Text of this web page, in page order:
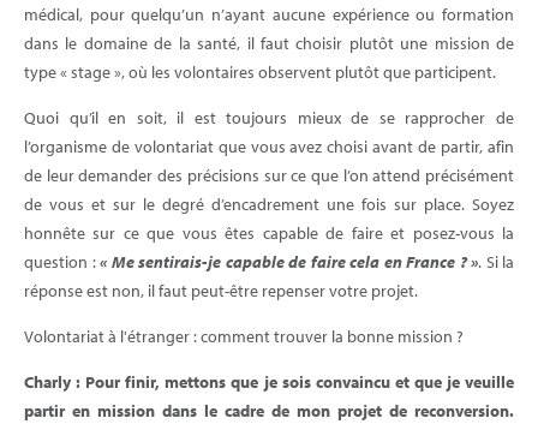
médical, pour quelqu’un n’ayant aucune expérience ou formation
dans le domaine de la santé, il faut choisir plutôt une mission de
type « stage », où les volontaires observent plutôt que participent.
Quoi qu’il en soit, il est toujours mieux de se rapprocher de
l’organisme de volontariat que vous avez choisi avant de partir, afin
de leur demander des précisions sur ce que l’on attend précisément
de vous et sur le degré d’encadrement une fois sur place. Soyez
honnête sur ce que vous êtes capable de faire et posez-vous la
question :« Me sentirais-je capable de faire cela en France ? ». Si la
réponse est non, il faut peut-être repenser votre projet.
Volontariat à l'étranger : comment trouver la bonne mission ?
Charly : Pour finir, mettons que je sois convaincu et que je veuille
partir en mission dans le cadre de mon projet de reconversion.